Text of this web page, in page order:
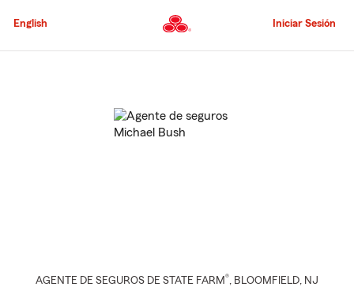
al
principal
English Iniciar Sesión
AGENTE DE SEGUROS DE STATE FARM®, BLOOMFIELD, NJ